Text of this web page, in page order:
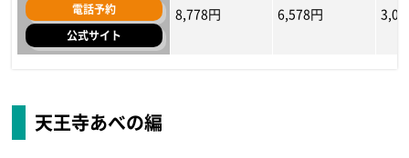
電話予約
公式サイト
8,778円 6,578円
iPhone修理救急便 なんば
マルイ店
iPhone修理救急便 なんば
マルイ店
iPhone修理工房 大阪なん
ばウォーク店
天王寺あべの編